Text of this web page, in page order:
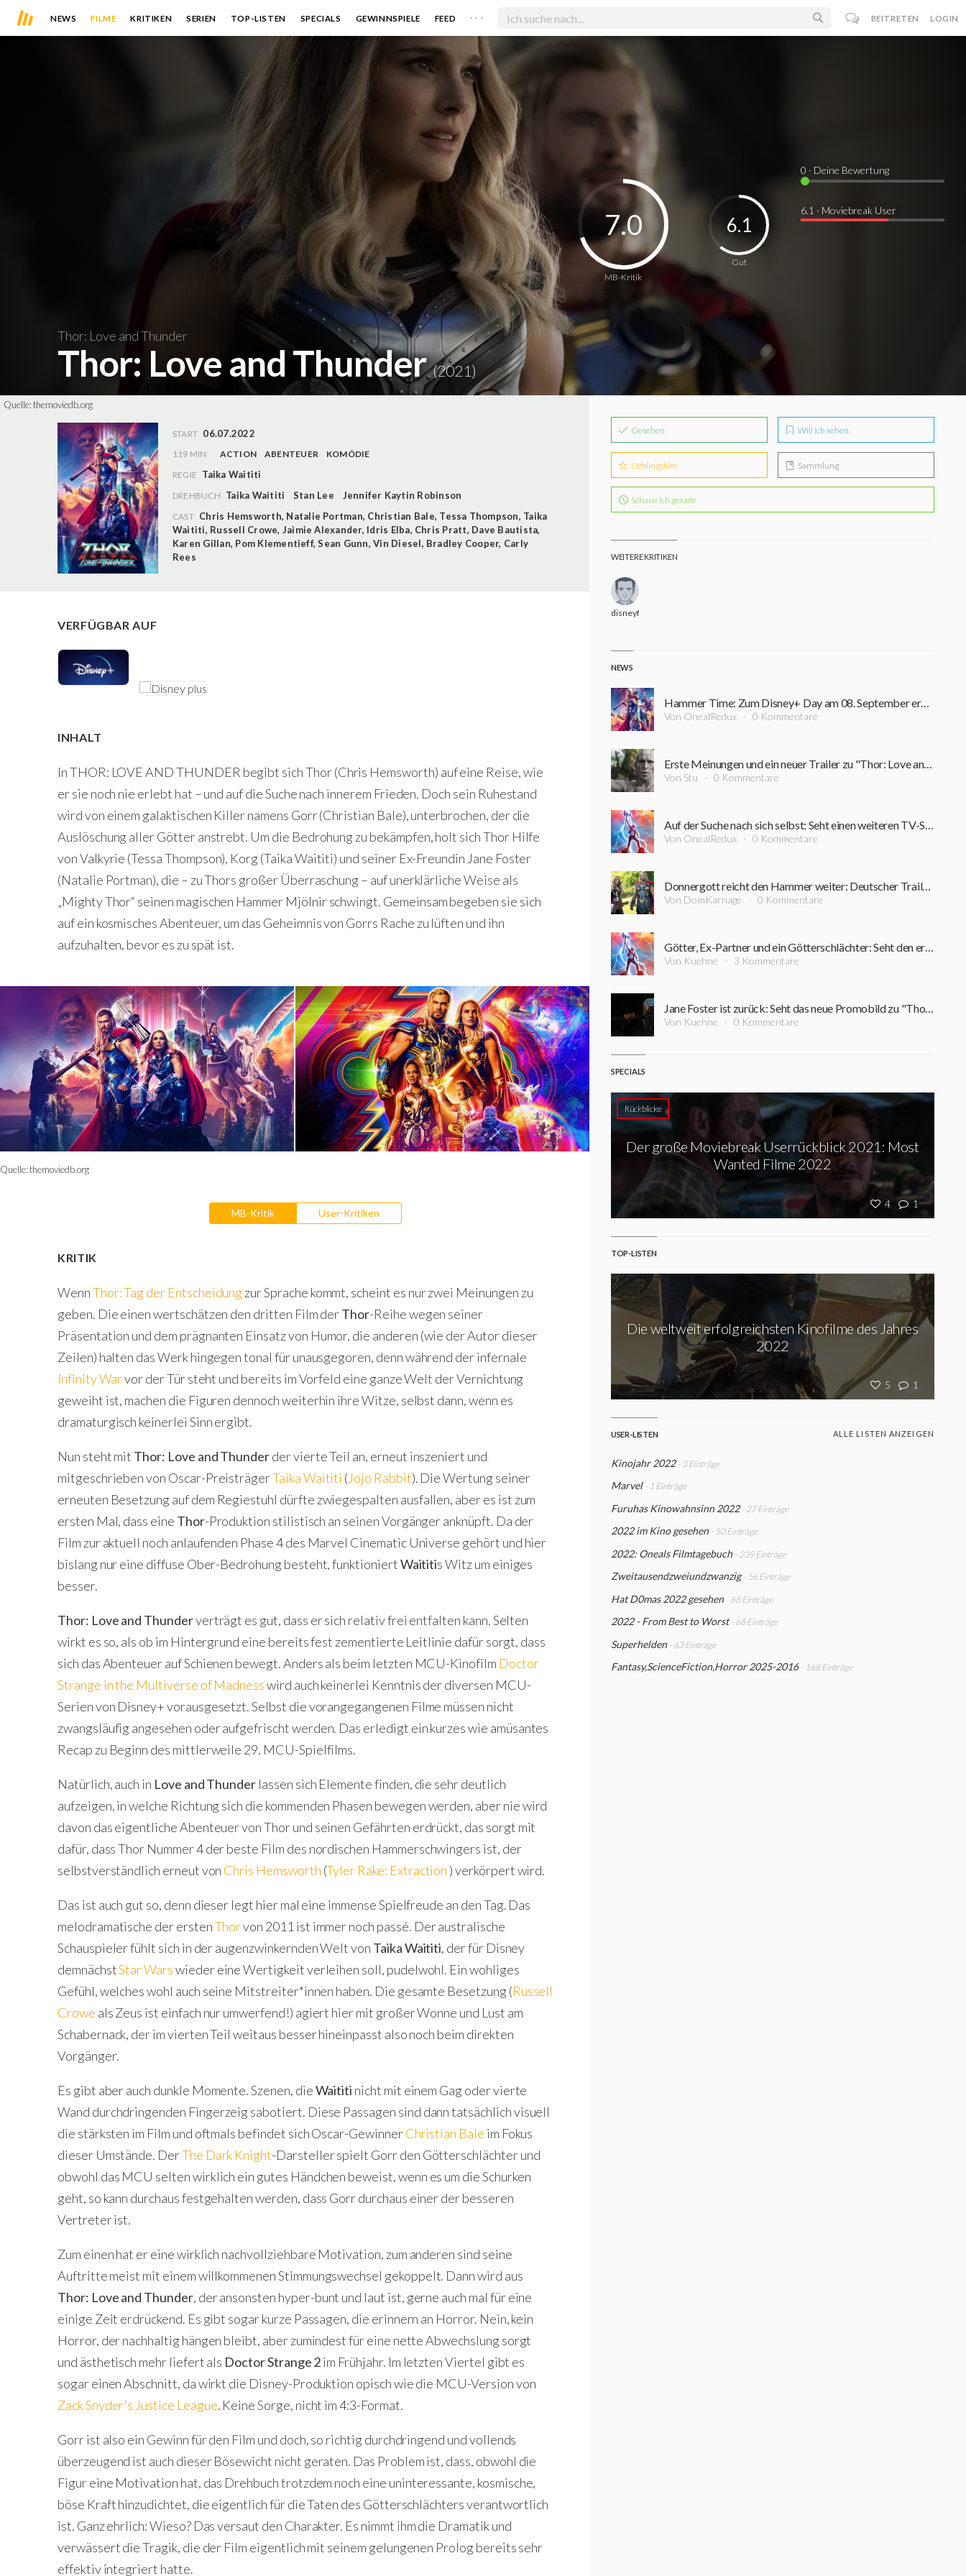
NEWS FILME KRITIKEN SERIEN TOP-LISTEN SPECIALS GEWINNSPIELE FEED . . . BEITRETEN LOGIN
Thor: Love and Thunder
Thor: Love and Thunder(2021)
MB-Kritik
7.0
Gut
6.1
0 · Deine Bewertung
6.1 · Moviebreak User
Quelle:themoviedb.org
START 06.07.2022
119 MIN ACTION ABENTEUER
KOMÖDIE
REGIE Taika Waititi
DREHBUCH Taika Waititi Stan Lee Jennifer Kaytin Robinson
CAST Chris Hemsworth, Natalie Portman, Christian Bale, Tessa Thompson, Taika
Waititi, Russell Crowe, Jaimie Alexander, Idris Elba, Chris Pratt, Dave Bautista,
Karen Gillan, Pom Klementieff,Sean Gunn,Vin Diesel, Bradley Cooper, Carly
Rees
VERFÜGBAR AUF
INHALT
In THOR: LOVE AND THUNDER begibt sich Thor (Chris Hemsworth) auf eine Reise, wie
er sie noch nie erlebt hat – und auf die Suche nach innerem Frieden. Doch sein Ruhestand
wird von einem galaktischen Killer namens Gorr (Christian Bale), unterbrochen, der die
Auslöschung aller Götter anstrebt. Um die Bedrohung zu bekämpfen, holt sich Thor Hilfe
von Valkyrie (Tessa Thompson), Korg (Taika Waititi) und seiner Ex-Freundin Jane Foster
(Natalie Portman), die – zu Thors großer Überraschung – auf unerklärliche Weise als
„Mighty Thor“ seinen magischen Hammer Mjölnir schwingt. Gemeinsam begeben sie sich
auf ein kosmisches Abenteuer, um das Geheimnis von Gorrs Rache zu lüften und ihn
aufzuhalten, bevor es zu spät ist.
Quelle:themoviedb.org
MB-Kritik User-Kritiken
KRITIK
WennThor: Tag der Entscheidungzur Sprache kommt, scheint es nur zwei Meinungen zu
geben. Die einen wertschätzen den dritten Film derThor-Reihe wegen seiner
Präsentation und dem prägnanten Einsatz von Humor, die anderen (wie der Autor dieser
Zeilen) halten das Werk hingegen tonal für unausgegoren, denn während der infernale
Infinity Warvor der Tür steht und bereits im Vorfeld eine ganze Welt der Vernichtung
geweiht ist, machen die Figuren dennoch weiterhin ihre Witze, selbst dann, wenn es
dramaturgisch keinerlei Sinn ergibt.
Nun steht mit Thor: Love and Thunderder vierte Teil an, erneut inszeniert und
mitgeschrieben von Oscar-PreisträgerTaika Waititi (Jojo Rabbit). Die Wertung seiner
erneuten Besetzung auf dem Regiestuhl dürfte zwiegespalten ausfallen, aber es ist zum
ersten Mal, dass eine Thor-Produktion stilistisch an seinen Vorgänger anknüpft. Da der
Film zur aktuell noch anlaufenden Phase 4 des Marvel Cinematic Universe gehört und hier
bislang nur eine diffuse Ober-Bedrohung besteht, funktioniertWaititis Witz um einiges
besser.
Thor: Love and Thunderverträgt es gut, dass er sich relativ frei entfalten kann. Selten
wirkt es so, als ob im Hintergrund eine bereits fest zementierte Leitlinie dafür sorgt, dass
sich das Abenteuer auf Schienen bewegt. Anders als beim letzten MCU-Kinofilm Doctor
Strange in the Multiverse of Madnesswird auch keinerlei Kenntnis der diversen MCU-
Serien von Disney+ vorausgesetzt. Selbst die vorangegangenen Filme müssen nicht
zwangsläufig angesehen oder aufgefrischt werden. Das erledigt ein kurzes wie amüsantes
Recap zu Beginn des mittlerweile 29. MCU-Spielfilms.
Natürlich, auch in Love and Thunder lassen sich Elemente finden, die sehr deutlich
aufzeigen, in welche Richtung sich die kommenden Phasen bewegen werden, aber nie wird
davon das eigentliche Abenteuer von Thor und seinen Gefährten erdrückt, das sorgt mit
dafür, dass Thor Nummer 4 der beste Film des nordischen Hammerschwingers ist, der
selbstverständlich erneut von Chris Hemsworth (Tyler Rake: Extraction ) verkörpert wird.
Das ist auch gut so, denn dieser legt hier mal eine immense Spielfreude an den Tag. Das
melodramatische der erstenThorvon 2011 ist immer noch passé. Der australische
Schauspieler fühlt sich in der augenzwinkernden Welt von Taika Waititi, der für Disney
demnächstStar Warswieder eine Wertigkeit verleihen soll, pudelwohl. Ein wohliges
Gefühl, welches wohl auch seine Mitstreiter*innen haben. Die gesamte Besetzung (Russell
Crowe als Zeus ist einfach nur umwerfend!) agiert hier mit großer Wonne und Lust am
Schabernack, der im vierten Teil weitaus besser hineinpasst also noch beim direkten
Vorgänger.
Es gibt aber auch dunkle Momente. Szenen, dieWaititi nicht mit einem Gag oder vierte
Wand durchdringenden Fingerzeig sabotiert. Diese Passagen sind dann tatsächlich visuell
die stärksten im Film und oftmals befindet sich Oscar-GewinnerChristian Bale im Fokus
dieser Umstände. DerThe Dark Knight-Darsteller spielt Gorr den Götterschlächter und
obwohl das MCU selten wirklich ein gutes Händchen beweist, wenn es um die Schurken
geht, so kann durchaus festgehalten werden, dass Gorr durchaus einer der besseren
Vertreter ist.
Zum einen hat er eine wirklich nachvollziehbare Motivation, zum anderen sind seine
Auftritte meist mit einem willkommenen Stimmungswechsel gekoppelt. Dann wird aus
Thor: Love and Thunder, der ansonsten hyper-bunt und laut ist, gerne auch mal für eine
einige Zeit erdrückend. Es gibt sogar kurze Passagen, die erinnern an Horror. Nein, kein
Horror, der nachhaltig hängen bleibt, aber zumindest für eine nette Abwechslung sorgt
und ästhetisch mehr liefert als Doctor Strange 2im Frühjahr. Im letzten Viertel gibt es
sogar einen Abschnitt, da wirkt die Disney-Produktion opisch wie die MCU-Version von
Zack Snyder's Justice League. Keine Sorge, nicht im 4:3-Format.
Gorr ist also ein Gewinn für den Film und doch, so richtig durchdringend und vollends
überzeugend ist auch dieser Bösewicht nicht geraten. Das Problem ist, dass, obwohl die
Figur eine Motivation hat, das Drehbuch trotzdem noch eine uninteressante, kosmische,
böse Kraft hinzudichtet, die eigentlich für die Taten des Götterschlächters verantwortlich
ist. Ganz ehrlich: Wieso? Das versaut den Charakter. Es nimmt ihm die Dramatik und
verwässert die Tragik, die der Film eigentlich mit seinem gelungenen Prolog bereits sehr
effektiv integriert hatte.
Gesehen Will ich sehen
Lieblingsfilm Sammlung
Schaue ich gerade
WEITERE KRITIKEN
disneyfan5000
NEWS
Hammer Time: Zum Disney+ Day am 08. September erscheint unter anderem "Thor: Love and Thunder" auf Disney+
Von OnealRedux 0 Kommentare
Erste Meinungen und ein neuer Trailer zu "Thor: Love and Thunder" haben uns erreicht
Von Stu 0 Kommentare
Von OnealRedux 0 Kommentare
Donnergott reicht den Hammer weiter: Deutscher Trailer zu "Thor: Love and Thunder" erschienen
Von DomKarnage 0 Kommentare
Götter, Ex-Partner und ein Götterschlächter: Seht den ersten Trailer zu "Thor: Love and Thunder"
Von Kuehne 3 Kommentare
Von Kuehne 0 Kommentare
SPECIALS
Rückblicke
4 1
Der große Moviebreak Userrückblick 2021: Most
Wanted Filme 2022
TOP-LISTEN
5 1
Die weltweit erfolgreichsten Kinofilme des Jahres
2022
USER-LISTEN ALLE LISTEN ANZEIGEN
Kinojahr 2022 - 3 Einträge
Marvel - 1 Einträge
Furuhas Kinowahnsinn 2022 - 27 Einträge
2022 im Kino gesehen - 50 Einträge
2022: Oneals Filmtagebuch - 239 Einträge
Zweitausendzweiundzwanzig - 56 Einträge
Hat D0mas 2022 gesehen - 68 Einträge
2022 - From Best to Worst - 68 Einträge
Superhelden - 63 Einträge
Fantasy,ScienceFiction,Horror 2025-2016 - 168 Einträge